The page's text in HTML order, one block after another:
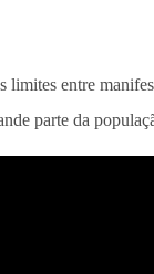
limites entre
parte da